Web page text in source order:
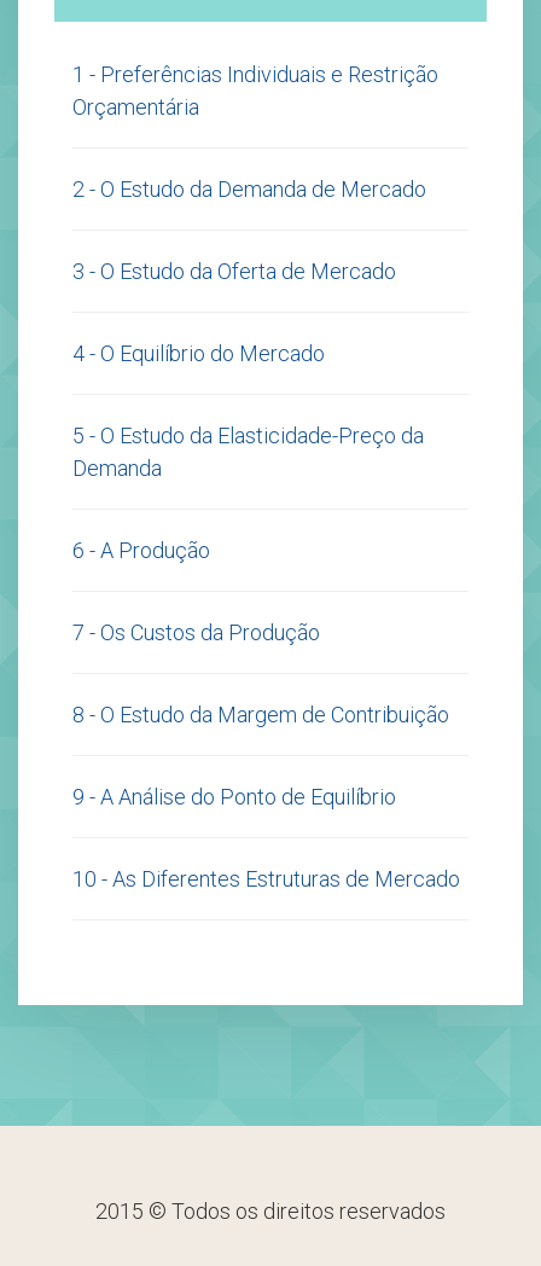
1 - Preferências Individuais e Restrição
Orçamentária
2 - O Estudo da Demanda de Mercado
3 - O Estudo da Oferta de Mercado
4 - O Equilíbrio do Mercado
5 - O Estudo da Elasticidade-Preço da
Demanda
6 - A Produção
7 - Os Custos da Produção
8 - O Estudo da Margem de Contribuição
9 - A Análise do Ponto de Equilíbrio
10 - As Diferentes Estruturas de Mercado
2015 © Todos os direitos reservados